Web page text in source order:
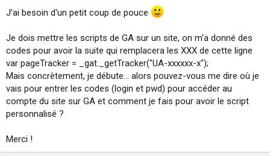
i
s
s
i
o
n
J'ai besoin d'un petit coup de pouce
Je dois mettre les scripts de GA sur un site, on m'a donné des
codes pour avoir la suite qui remplacera les XXX de cette ligne
var pageTracker = _gat._getTracker("UA-xxxxxx-x");
Mais concrètement, je débute... alors pouvez-vous me dire où je
vais pour entrer les codes (login et pwd) pour accéder au
compte du site sur GA et comment je fais pour avoir le script
personnalisé ?
Merci !